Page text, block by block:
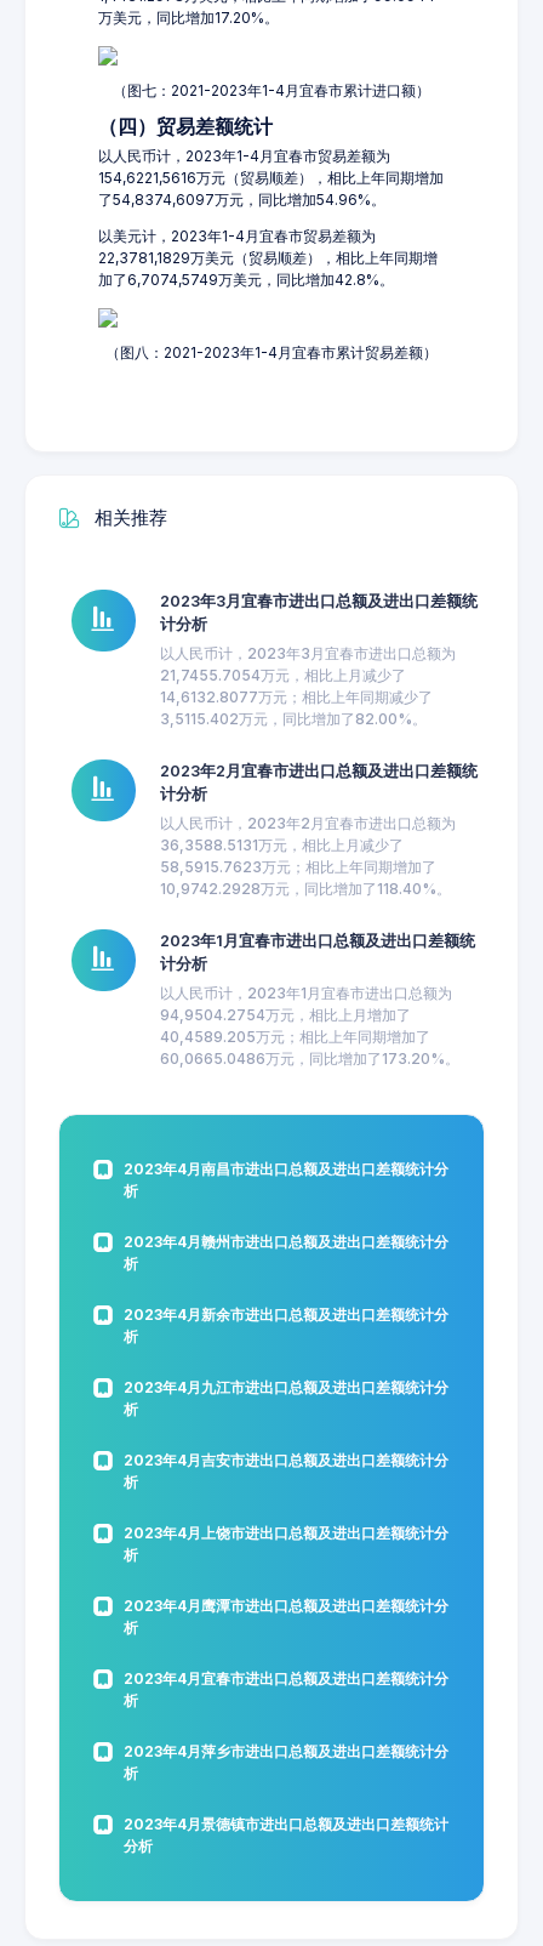
万美元，同比增加17.20%。
（图七：2021-2023年1-4月宜春市累计进口额）
（四）贸易差额统计
以人民币计，2023年1-4月宜春市贸易差额为
154,6221,5616万元（贸易顺差），相比上年同期增加
了54,8374,6097万元，同比增加54.96%。
以美元计，2023年1-4月宜春市贸易差额为
22,3781,1829万美元（贸易顺差），相比上年同期增
加了6,7074,5749万美元，同比增加42.8%。
（图八：2021-2023年1-4月宜春市累计贸易差额）
相关推荐
2023年3月宜春市进出口总额及进出口差额统
计分析
以人民币计，2023年3月宜春市进出口总额为
21,7455.7054万元，相比上月减少了
14,6132.8077万元；相比上年同期减少了
3,5115.402万元，同比增加了82.00%。
2023年2月宜春市进出口总额及进出口差额统
计分析
以人民币计，2023年2月宜春市进出口总额为
36,3588.5131万元，相比上月减少了
58,5915.7623万元；相比上年同期增加了
10,9742.2928万元，同比增加了118.40%。
2023年1月宜春市进出口总额及进出口差额统
计分析
以人民币计，2023年1月宜春市进出口总额为
94,9504.2754万元，相比上月增加了
40,4589.205万元；相比上年同期增加了
60,0665.0486万元，同比增加了173.20%。
2023年4月南昌市进出口总额及进出口差额统计分
析
2023年4月赣州市进出口总额及进出口差额统计分
析
2023年4月新余市进出口总额及进出口差额统计分
析
2023年4月九江市进出口总额及进出口差额统计分
析
2023年4月吉安市进出口总额及进出口差额统计分
析
2023年4月上饶市进出口总额及进出口差额统计分
析
2023年4月鹰潭市进出口总额及进出口差额统计分
析
2023年4月宜春市进出口总额及进出口差额统计分
析
2023年4月萍乡市进出口总额及进出口差额统计分
析
2023年4月景德镇市进出口总额及进出口差额统计
分析